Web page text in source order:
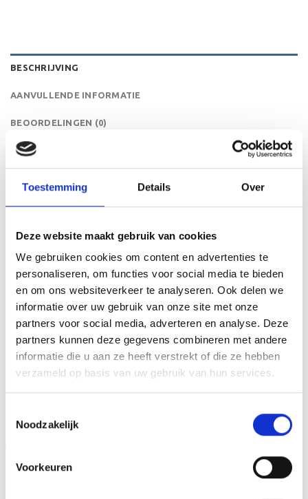
Toestemming Details Over
Deze website maakt gebruik van cookies
We gebruiken cookies om content en advertenties te
personaliseren, om functies voor social media te bieden
en om ons websiteverkeer te analyseren. Ook delen we
informatie over uw gebruik van onze site met onze
partners voor social media, adverteren en analyse. Deze
partners kunnen deze gegevens combineren met andere
informatie die u aan ze heeft verstrekt of die ze hebben
verzameld op basis van uw gebruik van hun services.
Noodzakelijk
Voorkeuren
BESCHRIJVING
AANVULLENDE INFORMATIE
BEOORDELINGEN (0)
Deze trofee is leverbaar in een goud, zilver of brons
uitvoering.De AK5620 is een heel mooie trofee die zeer
geschikt is voor ieder (sport)toernooi,
businessevenement of als een leuk cadeau om uit te
tekst op de voet van de beker aan te brengen. We
graveren de tekst gecentreerd op een aluminium
plaatje.Op de beker zelf kunnen we een door jou gekozen
afbeelding op plakken. Dit kan een van onze tweehonderd
standaard afbeeldingen zijn, maar ook een eigen logo of
afbeelding. Deze kun je uploaden via het menu
Toevoegen
aan